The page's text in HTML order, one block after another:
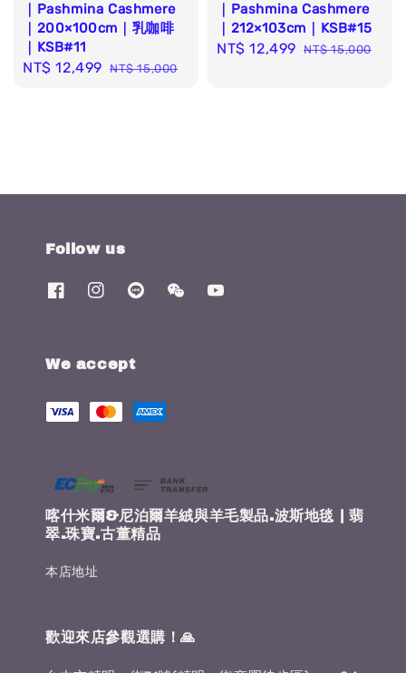
｜Pashmina Cashmere
｜200×100cm｜乳咖啡
｜KSB#11
Sale
NT$ 12,499 Regular
NT$ 15,000
｜Pashmina Cashmere
｜212×103cm｜KSB#15
Sale
NT$ 12,499 Regular
NT$ 15,000
Follow us
We accept
喀什米爾&尼泊爾羊絨與羊毛製品.波斯地毯 | 翡
翠.珠寶.古董精品
本店地址
歡迎來店參觀選購！🙏